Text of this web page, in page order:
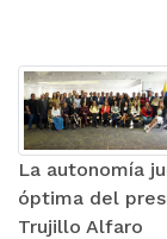
La autonomía
óptima del
Trujillo Alfaro